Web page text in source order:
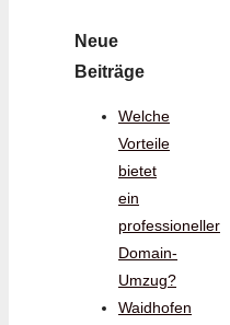
Neue
Beiträge
Welche
Vorteile
bietet
ein
professioneller
Domain-
Umzug?
Waidhofen